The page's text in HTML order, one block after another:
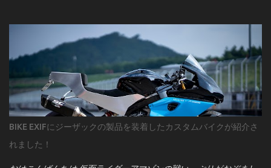
「motoscope pro」本体の配線図 から見ていきましょう。 この図
は、メーターの基本的な接続構成を示しており、電源・信号類の
入力がどのように繋がるかが一目で分かるようになっています。
図の下部には「 Breakout Box（ブレイクアウトボックス） 」の記
載もありますね。これはmotogadgetのオプションパーツで、各種
センサーやインジケーターの信号を整理するための中継ユニット
です。 Breakout Boxについては、後ほど詳しく解説しますので、
まずは motoscope pro本体の基本配線 をしっかり見ていきます
ね。 1. 赤線（常時電源）— motoscope proの基本電源ライン まず
左右ポジションライト＋中央ロービーム 下部：ハイビーム という
構造になっています。 ポジションライトは常時点灯なので今回は
省略。 この記事では、 **ロービームとハイビームを同時点灯させ
て、フロストセイバーの性能を100％引き出す方法** をこっそり
ご紹介します。 すでに「右側の状態」で点灯できている方は、こ
の記事はスルーでOKです。 一般的なバルブタイプのヘッドライト
では、ロービームとハイビームが同時に点灯することはありませ
ん。 そのため、そうした車両にフロストセイバーを取り付けてハ
イビームに切り替えると、 中央のライト（ロービーム専用）が消
BIKE EXIFにジーザックの製品を装着したカスタムバイクが紹介さ
れました！